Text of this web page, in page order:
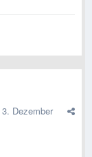
3. Dezember